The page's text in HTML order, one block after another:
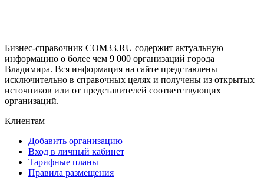
Бизнес-справочник COM33.RU содержит актуальную
информацию о более чем 9 000 организаций города
Владимира. Вся информация на сайте представлены
исключительно в справочных целях и получены из открытых
источников или от представителей соответствующих
организаций.
Клиентам
Добавить организацию
Вход в личный кабинет
Тарифные планы
Правила размещения